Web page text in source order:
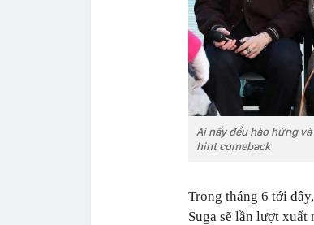
Ai nấy đều hào hứng
hint comeback
Trong tháng 6 tới
Suga sẽ lần lượt xuất